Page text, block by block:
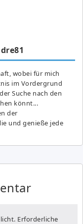
wobei für mich
im Vordergrund
Suche nach den
könnt...
der
und genieße jede
Erforderliche